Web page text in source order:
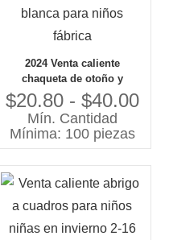
2024 Venta caliente
chaqueta de otoño y
primavera para niños niñas
venta al por mayor moda
formal chaqueta blanca para
niños fábrica
$20.80 - $40.00
Mín. Cantidad
Mínima: 100 piezas